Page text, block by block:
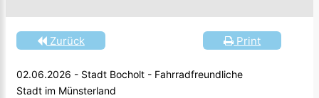
Print
Zurück
02.06.2026 - Stadt Bocholt - Fahrradfreundliche
Stadt im Münsterland